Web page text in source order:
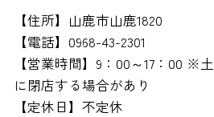
【住所】山鹿市山鹿1820
【電話】0968-43-2301
【営業時間】9：00～17：00 ※
に閉店する場合があり
【定休日】不定休